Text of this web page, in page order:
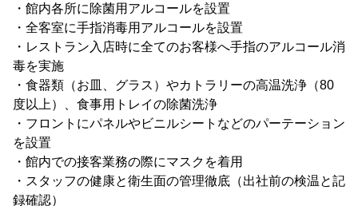
・館内各所に除菌用アルコールを設置
・全客室に手指消毒用アルコールを設置
・レストラン入店時に全てのお客様へ手指のアルコール消
毒を実施
・食器類（お皿、グラス）やカトラリーの高温洗浄（80
度以上）、食事用トレイの除菌洗浄
・フロントにパネルやビニルシートなどのパーテーション
を設置
・館内での接客業務の際にマスクを着用
・スタッフの健康と衛生面の管理徹底（出社前の検温と記
録確認）